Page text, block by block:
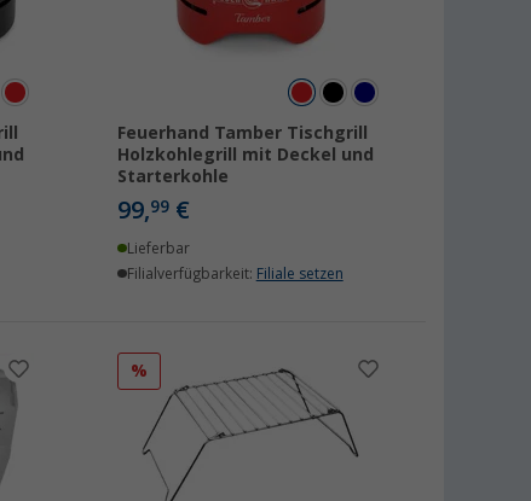
Feuerhand Tamber Tischgrill
Holzkohlegrill mit Deckel und
Starterkohle
99,99 €
Lieferbar
Filialverfügbarkeit: Filiale setzen
%